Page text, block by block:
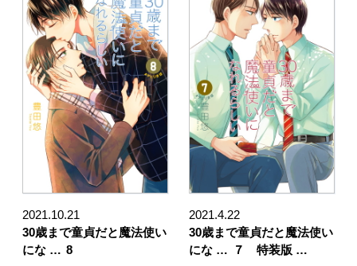
2021.10.21
30歳まで童貞だと魔法使い
にな … 8
2021.4.22
30歳まで童貞だと魔法使い
にな …
７ 特装版 …